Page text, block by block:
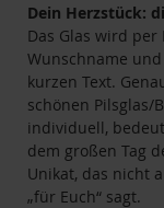
Dein Herzstück:
Das Glas wird
Wunschname
kurzen Text.
schönen Pilsglas/
individuell,
dem großen Tag
Unikat, das nicht
„für Euch“ sagt.